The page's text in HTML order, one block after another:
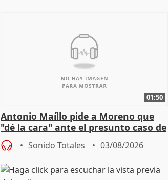
01:50
Antonio Maíllo pide a Moreno que
"dé la cara" ante el presunto caso de
acoso del CEO de ADM
Sonido Totales 03/08/2026